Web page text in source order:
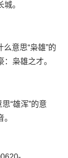
。
意思“枭雄”的
枭雄之才。
“雄浑”的意